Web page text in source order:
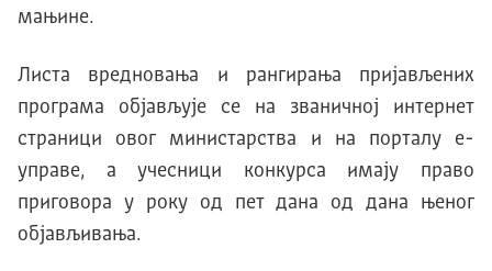
мањине.
Листа вредновања и рангирања пријављених
програма објављује се на званичној интернет
страници овог министарства и на порталу е-
управе, а учесници конкурса имају право
приговора у року од пет дана од дана њеног
објављивања.